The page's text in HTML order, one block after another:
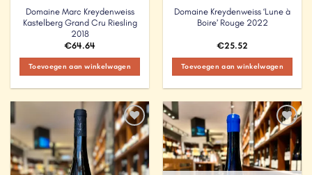
Domaine Marc Kreydenweiss
Kastelberg Grand Cru Riesling
2018
€64.64
Toevoegen aan winkelwagen
Domaine Kreydenweiss ‘Lune à
Boire’ Rouge 2022
€25.52
Toevoegen aan winkelwagen
Add to
Wishlist
Add to
Wishlist